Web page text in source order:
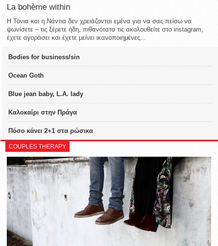
La bohème within
Η Τόνια και η Νάντια δεν χρειάζονται εμένα για να σας πείσω να
ψωνίσετε – τις ξέρετε ήδη, πιθανότατα τις ακολουθείτε στο instagram,
έχετε αγοράσει και έχετε μείνει ικανοποιημένες...
Bodies for business/sin
Ocean Goth
Blue jean baby, L.A. lady
Καλοκαίρι στην Πράγα
Πόσο κάνει 2+1 στα ρώσικα
COUPLES THERAPY